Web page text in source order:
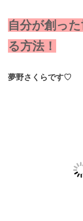
自分が創っ
る方法！
夢野さくらです♡